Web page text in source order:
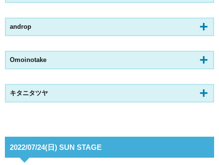
androp
Omoinotake
キタニタツヤ
2022/07/24(日) SUN STAGE